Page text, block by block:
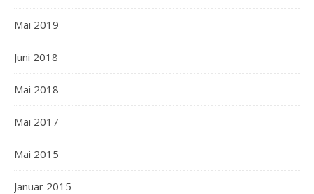
Mai 2019
Juni 2018
Mai 2018
Mai 2017
Mai 2015
Januar 2015